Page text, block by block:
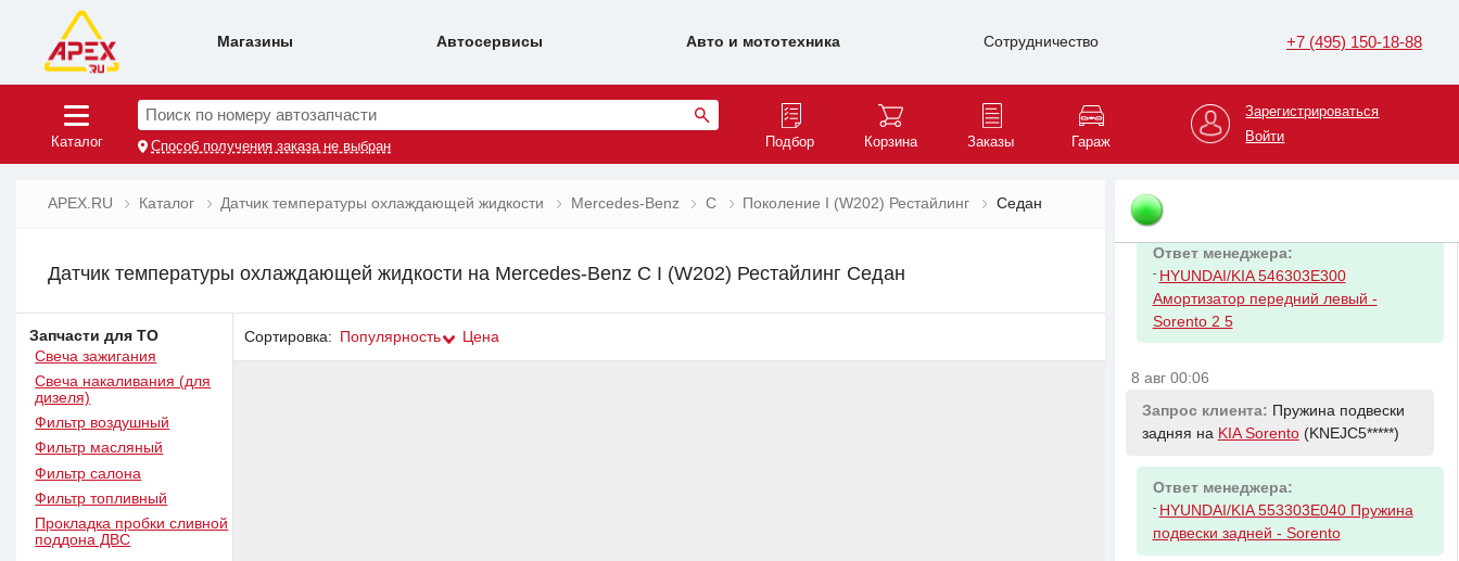
Магазины Автосервисы Авто и мототехника Сотрудничество +7 (495) 150-18-88
Каталог
Поиск по номеру автозапчасти
Способ получения заказа не выбран Подбор Корзина Заказы Гараж
Зарегистрироваться
Войти
APEX.RU Каталог Датчик температуры охлаждающей жидкости Mercedes-Benz C Поколение I (W202) Рестайлинг Седан
Датчик температуры охлаждающей жидкости на Mercedes-Benz C I (W202) Рестайлинг Седан
Запчасти для ТО
Свеча зажигания
Свеча накаливания (для
дизеля)
Фильтр воздушный
Фильтр масляный
Фильтр салона
Фильтр топливный
Прокладка пробки сливной
поддона ДВС
Сортировка: Популярность Цена
Амортизатор передний правый -
8 авг 00:06
(KNEJC5*****)
Ответ менеджера:
- HYUNDAI/KIA 546303E300
Амортизатор передний левый -
Sorento 2 5
8 авг 00:06
Запрос клиента: Пружина подвески
задняя на KIA Sorento(KNEJC5*****)
Ответ менеджера:
- HYUNDAI/KIA 553303E040 Пружина
подвески задней - Sorento